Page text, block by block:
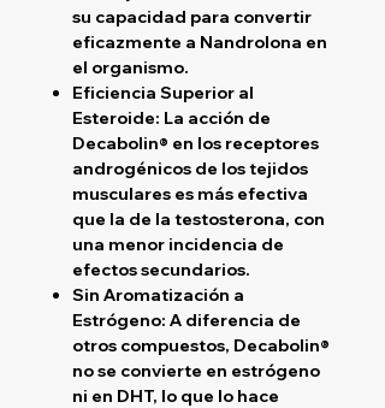
su capacidad para convertir
eficazmente a Nandrolona en
el organismo.
Eficiencia Superior al
Esteroide: La acción de
Decabolin® en los receptores
androgénicos de los tejidos
musculares es más efectiva
que la de la testosterona, con
una menor incidencia de
efectos secundarios.
Sin Aromatización a
Estrógeno: A diferencia de
otros compuestos, Decabolin®
no se convierte en estrógeno
ni en DHT, lo que lo hace